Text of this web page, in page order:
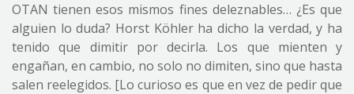
OTAN tienen esos mismos fines deleznables… ¿Es que
alguien lo duda? Horst Köhler ha dicho la verdad, y ha
tenido que dimitir por decirla. Los que mienten y
engañan, en cambio, no solo no dimiten, sino que hasta
salen reelegidos. [Lo curioso es que en vez de pedir que